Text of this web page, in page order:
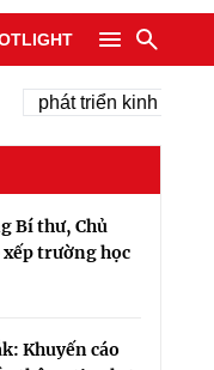
triển kinh tế tư nhân
Bí thư, Chủ
xếp trường học
Khuyến cáo